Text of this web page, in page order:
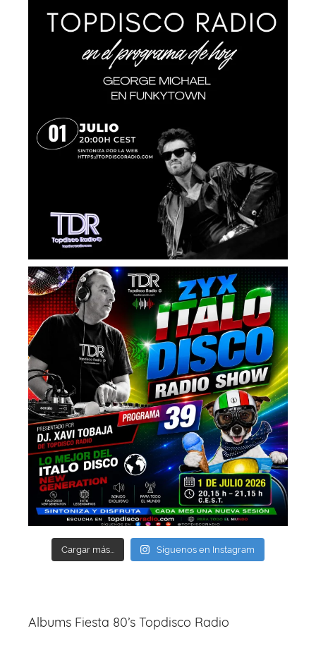
Cargar más... Síguenos en Instagram
Albums Fiesta 80’s Topdisco Radio